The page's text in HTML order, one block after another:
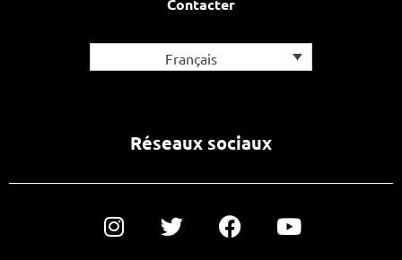
Contacter
Français
Réseaux sociaux